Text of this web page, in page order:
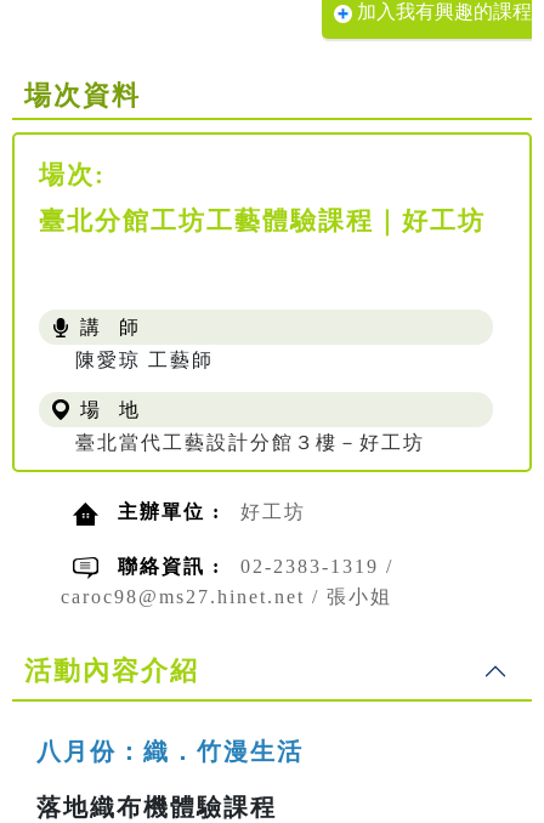
加入我有興趣的課程
場次資料
場次:
臺北分館工坊工藝體驗課程｜好工坊
講 師
陳愛琼 工藝師
場 地
臺北當代工藝設計分館３樓－好工坊
主辦單位 : 好工坊
聯絡資訊 :
02-2383-1319 /
caroc98@ms27.hinet.net / 張小姐
活動內容介紹
八月份：織．竹漫生活
落地織布機體驗課程